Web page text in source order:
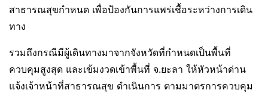
สาธารณสุขกำหนด เพื่อป้องกันการแพร่เชื้อระหว่างการเดิน
ทาง
รวมถึงกรณีมีผู้เดินทางมาจากจังหวัดที่กำหนดเป็นพื้นที่
ควบคุมสูงสุด และเข้มงวดเข้าพื้นที่ จ.ยะลา ให้หัวหน้าด่าน
แจ้งเจ้าหน้าที่สาธารณสุข ดำเนินการ ตามมาตรการควบคุม